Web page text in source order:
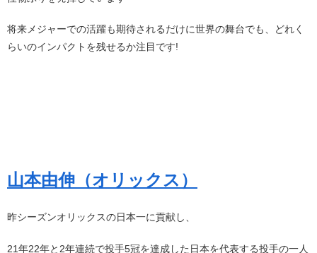
将来メジャーでの活躍も期待されるだけに世界の舞台でも、どれく
らいのインパクトを残せるか注目です!
山本由伸（オリックス）
昨シーズンオリックスの日本一に貢献し、
21年22年と2年連続で投手5冠を達成した日本を代表する投手の一人